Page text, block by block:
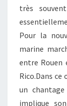
très
Pour la
marine
entre Rouen
Rico.Dans
un
implique